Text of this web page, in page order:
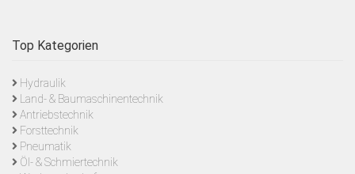
Top Kategorien
Hydraulik
Land- & Baumaschinentechnik
Antriebstechnik
Forsttechnik
Pneumatik
Öl- & Schmiertechnik